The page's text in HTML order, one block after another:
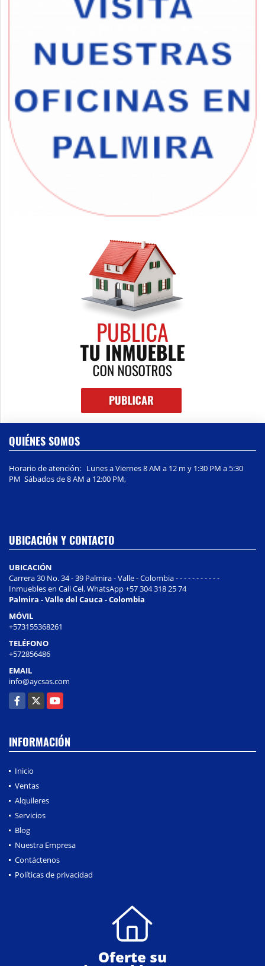
QUIÉNES SOMOS
Horario de atención: Lunes a Viernes 8 AM a 12 m y 1:30 PM a 5:30
PM Sábados de 8 AM a 12:00 PM,
UBICACIÓN Y CONTACTO
UBICACIÓN
Carrera 30 No. 34 - 39 Palmira - Valle - Colombia - - - - - - - - - - -
Inmuebles en Cali Cel. WhatsApp +57 304 318 25 74
Palmira - Valle del Cauca - Colombia
MÓVIL
+573155368261
TELÉFONO
+572856486
EMAIL
info@aycsas.com
Facebook
X YouTube
INFORMACIÓN
Inicio
Ventas
Alquileres
Servicios
Blog
Nuestra Empresa
Contáctenos
Políticas de privacidad
Oferte su